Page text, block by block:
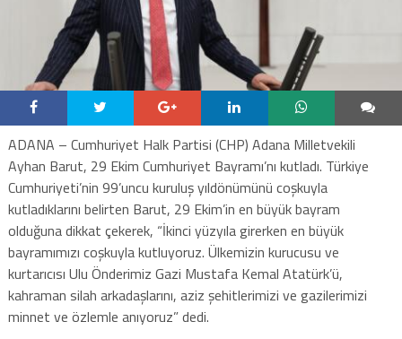
ADANA – Cumhuriyet Halk Partisi (CHP) Adana Milletvekili
Ayhan Barut, 29 Ekim Cumhuriyet Bayramı’nı kutladı. Türkiye
Cumhuriyeti’nin 99’uncu kuruluş yıldönümünü coşkuyla
kutladıklarını belirten Barut, 29 Ekim’in en büyük bayram
olduğuna dikkat çekerek, “İkinci yüzyıla girerken en büyük
bayramımızı coşkuyla kutluyoruz. Ülkemizin kurucusu ve
kurtarıcısı Ulu Önderimiz Gazi Mustafa Kemal Atatürk’ü,
kahraman silah arkadaşlarını, aziz şehitlerimizi ve gazilerimizi
minnet ve özlemle anıyoruz” dedi.